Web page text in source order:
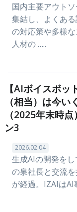
国内主要アウト
集結し、よくあ
の対応策や多様
人材の …..
【AIボイスボ
（相当）は今
（2025年末時
ン3
2026.02.04
生成AIの開発を
の泉社長と交流
が経過。IZAIはAI